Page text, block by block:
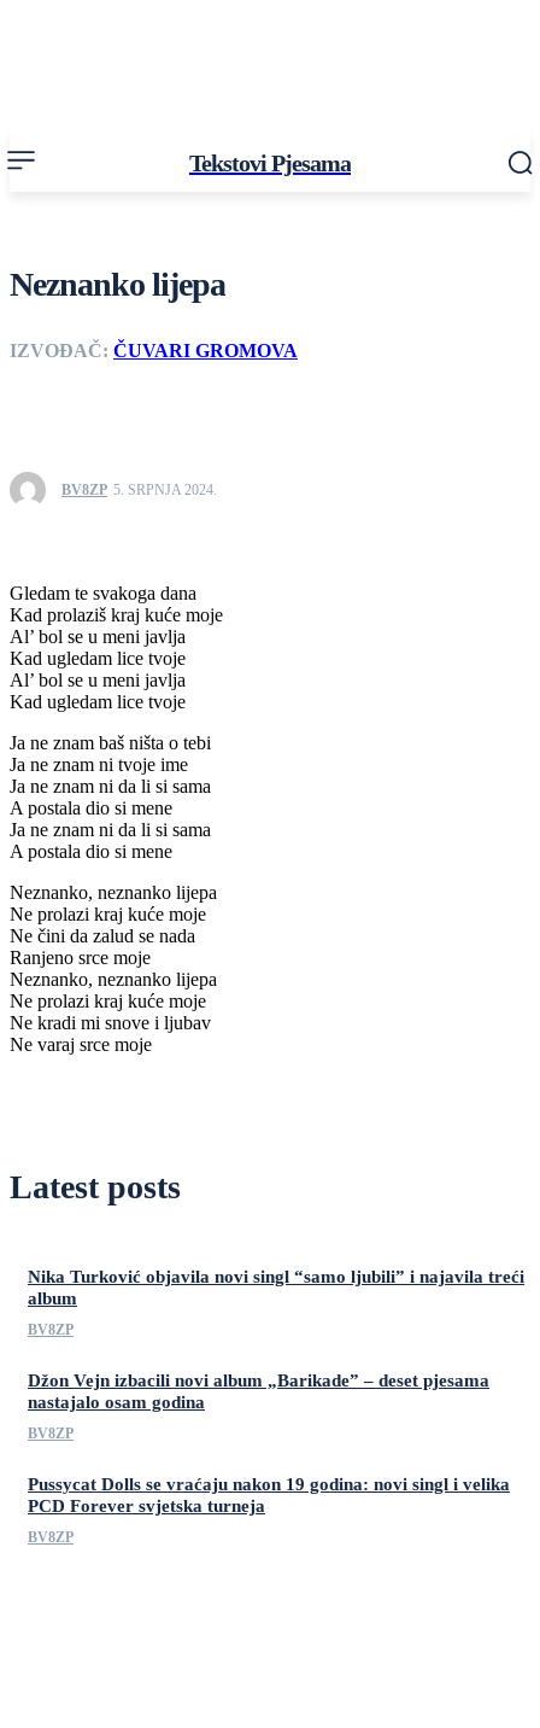
Tekstovi Pjesama
Neznanko lijepa
IZVOĐAČ: ČUVARI GROMOVA
BV8ZP 5. SRPNJA 2024.
Gledam te svakoga dana
Kad prolaziš kraj kuće moje
Al’ bol se u meni javlja
Kad ugledam lice tvoje
Al’ bol se u meni javlja
Kad ugledam lice tvoje
Ja ne znam baš ništa o tebi
Ja ne znam ni tvoje ime
Ja ne znam ni da li si sama
A postala dio si mene
Ja ne znam ni da li si sama
A postala dio si mene
Neznanko, neznanko lijepa
Ne prolazi kraj kuće moje
Ne čini da zalud se nada
Ranjeno srce moje
Neznanko, neznanko lijepa
Ne prolazi kraj kuće moje
Ne kradi mi snove i ljubav
Ne varaj srce moje
Latest posts
Nika Turković objavila novi singl “samo ljubili” i najavila treći
album
BV8ZP
Džon Vejn izbacili novi album „Barikade” – deset pjesama
nastajalo osam godina
BV8ZP
Pussycat Dolls se vraćaju nakon 19 godina: novi singl i velika
PCD Forever svjetska turneja
BV8ZP